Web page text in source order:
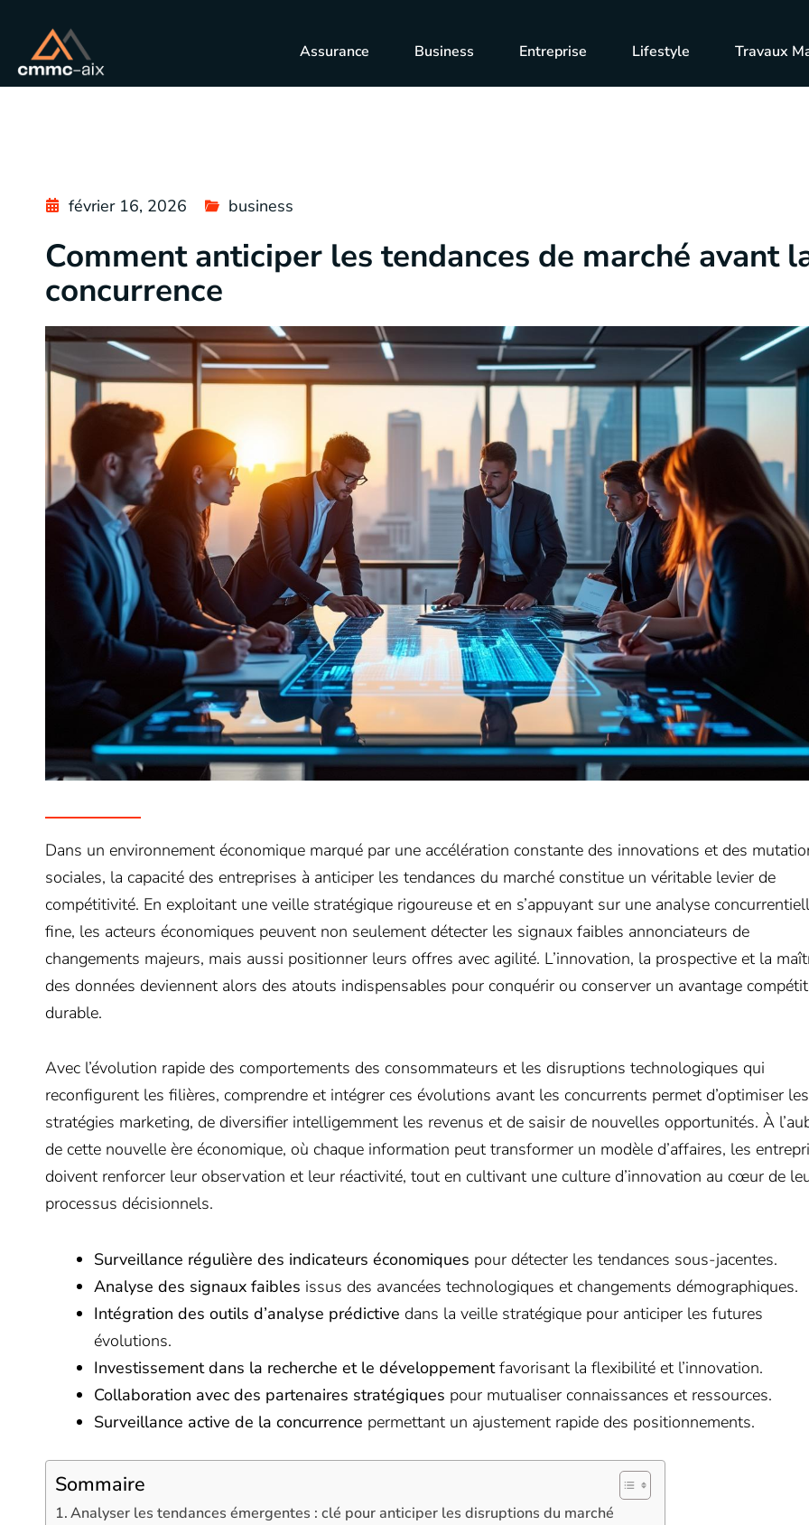
Assurance Business Entreprise Lifestyle Travaux
février 16, 2026 business
Comment anticiper les tendances de marché avant
concurrence
Dans un environnement économique marqué par une accélération constante des innovations et des
sociales, la capacité des entreprises à anticiper les tendances du marché constitue un véritable levier de
compétitivité. En exploitant une veille stratégique rigoureuse et en s’appuyant sur une analyse
fine, les acteurs économiques peuvent non seulement détecter les signaux faibles annonciateurs de
changements majeurs, mais aussi positionner leurs offres avec agilité. L’innovation, la prospective et la
des données deviennent alors des atouts indispensables pour conquérir ou conserver un avantage
durable.
Avec l’évolution rapide des comportements des consommateurs et les disruptions technologiques qui
reconfigurent les filières, comprendre et intégrer ces évolutions avant les concurrents permet d’optimiser les
stratégies marketing, de diversifier intelligemment les revenus et de saisir de nouvelles opportunités. À
de cette nouvelle ère économique, où chaque information peut transformer un modèle d’affaires, les
doivent renforcer leur observation et leur réactivité, tout en cultivant une culture d’innovation au cœur de
processus décisionnels.
Surveillance régulière des indicateurs économiques pour détecter les tendances sous-jacentes.
Analyse des signaux faibles issus des avancées technologiques et changements démographiques.
Intégration des outils d’analyse prédictive dans la veille stratégique pour anticiper les futures
évolutions.
Investissement dans la recherche et le développementfavorisant la flexibilité et l’innovation.
Collaboration avec des partenaires stratégiques pour mutualiser connaissances et ressources.
Surveillance active de la concurrence permettant un ajustement rapide des positionnements.
Sommaire
Analyser les tendances émergentes : clé pour anticiper les disruptions du marché